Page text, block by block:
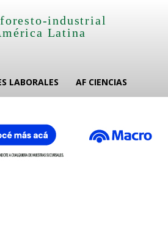
industrial
Latina
LABORALES AF CIENCIAS